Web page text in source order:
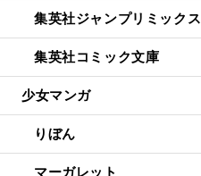
集英社ジャンプリミックス
集英社コミック文庫
少女マンガ
りぼん
マーガレット